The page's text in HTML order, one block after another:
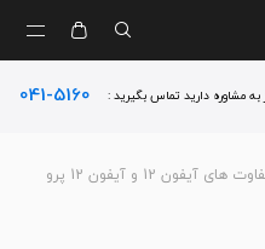
به مشاوره دارید تماس بگیرید : 041-5160
آیفون 12 و آیفون 12 پرو